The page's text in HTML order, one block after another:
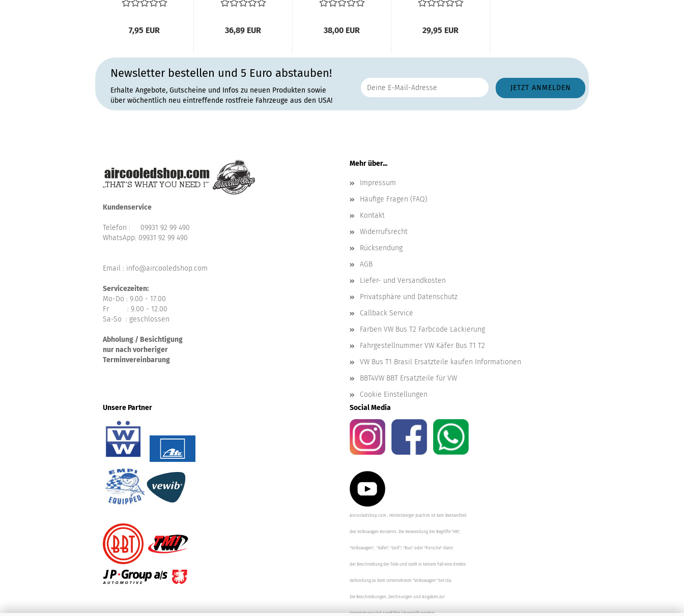
11.64-1967
7,95 EUR
-07.67 vergl....
36,89 EUR
03.55-07.67...
38,00 EUR
Vorreiber...
29,95 EUR
Newsletter bestellen und 5 Euro abstauben!
Erhalte Angebote, Gutscheine und Infos zu neuen Produkten sowie
über wöchentlich neu eintreffende rostfreie Fahrzeuge aus den USA!
Kundenservice
Telefon : 09931 92 99 490
WhatsApp: 09931 92 99 490
Email : info@aircooledshop.com
Servicezeiten:
Mo-Do : 9.00 - 17.00
Fr : 9.00 - 12.00
Sa-So : geschlossen
Abholung / Besichtigung
nur nach vorheriger
Terminvereinbarung
Mehr über...
Impressum
Häufige Fragen (FAQ)
Kontakt
Widerrufsrecht
Rücksendung
AGB
Liefer- und Versandkosten
Privatsphäre und Datenschutz
Callback Service
Farben VW Bus T2 Farbcode Lackierung
Fahrgestellnummer VW Käfer Bus T1 T2
VW Bus T1 Brasil Ersatzteile kaufen Informationen
BBT4VW BBT Ersatzteile für VW
Cookie Einstellungen
Unsere Partner
Social Media
Aircooledshop.com , Hintersberger Joachim ist kein Bestandteil
des Volkswagen Konzerns. Die Verwendung der Begriffe "VW",
"Volkswagen", "Käfer", "Golf", "Bus" oder "Porsche" dient
der Beschreibung der Teile und stellt in keinem Fall eine direkte
Verbindung zu dem Unternehmen "Volkswagen" her/da.
Die Beschreibungen, Zeichnungen und Angaben zur
Verwendung sind sorgfältig überprüft worden.